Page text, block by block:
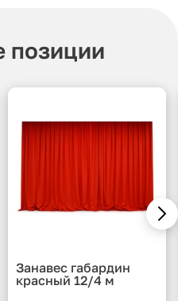
позиции
Занавес габардин
красный 12/4 м